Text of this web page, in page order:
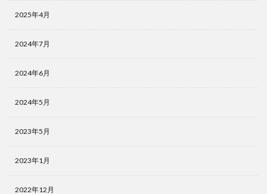
2025年4月
2024年7月
2024年6月
2024年5月
2023年5月
2023年1月
2022年12月